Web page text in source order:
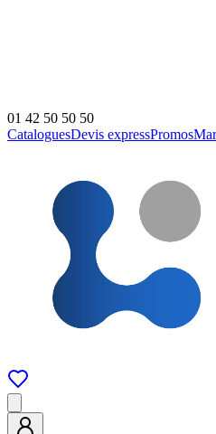
01 42 50 50 50
CataloguesDevis expressPromos